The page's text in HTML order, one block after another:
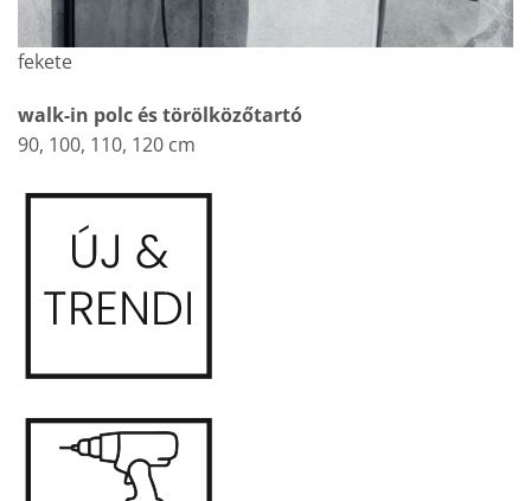
fekete
walk-in polc és törölközőtartó
90, 100, 110, 120 cm